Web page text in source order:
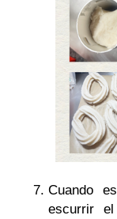
Cuando
escurrir